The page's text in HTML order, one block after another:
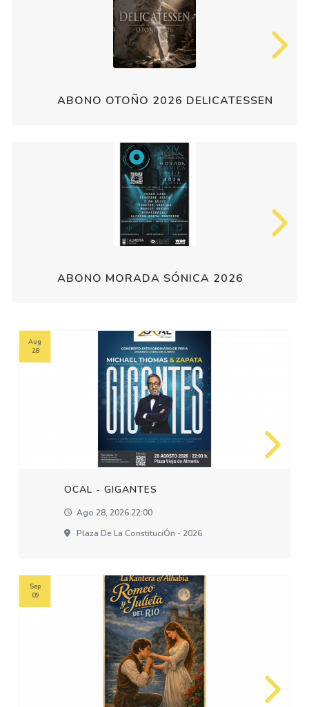
ABONO OTOÑO 2026 DELICATESSEN
ABONO MORADA SÓNICA 2026
OCAL - GIGANTES
Ago 28, 2026 22:00
Plaza De La ConstituciÓn - 2026
Aug
28
Sep
09